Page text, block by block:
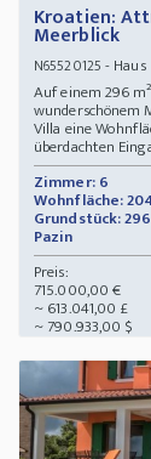
Kroatien:
Meerblick
N65520125 - Haus
Auf einem 296
wunderschönem
Villa eine
überdachten
Zimmer: 6
Wohnfläche:
Grundstück:
Pazin
Preis:
715.000,00 €
~ 613.041,00 £
~ 790.933,00 $